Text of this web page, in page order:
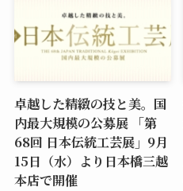
卓越した精緻の技と美。国
内最大規模の公募展 「第
68回 日本伝統工芸展」9月
15日（水）より日本橋三越
本店で開催